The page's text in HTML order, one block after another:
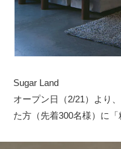
Sugar Land
オープン日（2/21）より
た方（先着300名様）に